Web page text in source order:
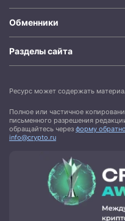
Обменники
Разделы сайта
Ресурс может содержать
Полное или частичное
письменного разрешения
обращайтесь через форму
info@crypto.ru